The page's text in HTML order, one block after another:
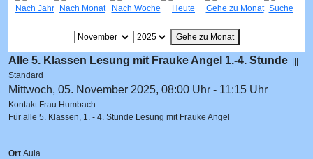
Nach Jahr Nach Monat Nach Woche Heute Gehe zu Monat Suche
Gehe zu Monat
Alle 5. Klassen Lesung mit Frauke Angel 1.-4. Stunde |||
Standard
Mittwoch, 05. November 2025, 08:00 Uhr - 11:15 Uhr
Kontakt Frau Humbach
Für alle 5. Klassen, 1. - 4. Stunde Lesung mit Frauke Angel
Ort Aula